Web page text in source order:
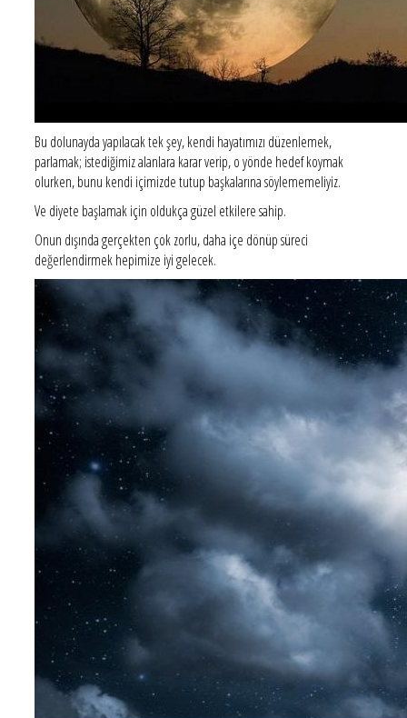
Bu dolunayda yapılacak tek şey, kendi hayatımızı düzenlemek,
parlamak; istediğimiz alanlara karar verip, o yönde hedef koymak
olurken, bunu kendi içimizde tutup başkalarına söylememeliyiz.
Ve diyete başlamak için oldukça güzel etkilere sahip.
Onun dışında gerçekten çok zorlu, daha içe dönüp süreci
değerlendirmek hepimize iyi gelecek.